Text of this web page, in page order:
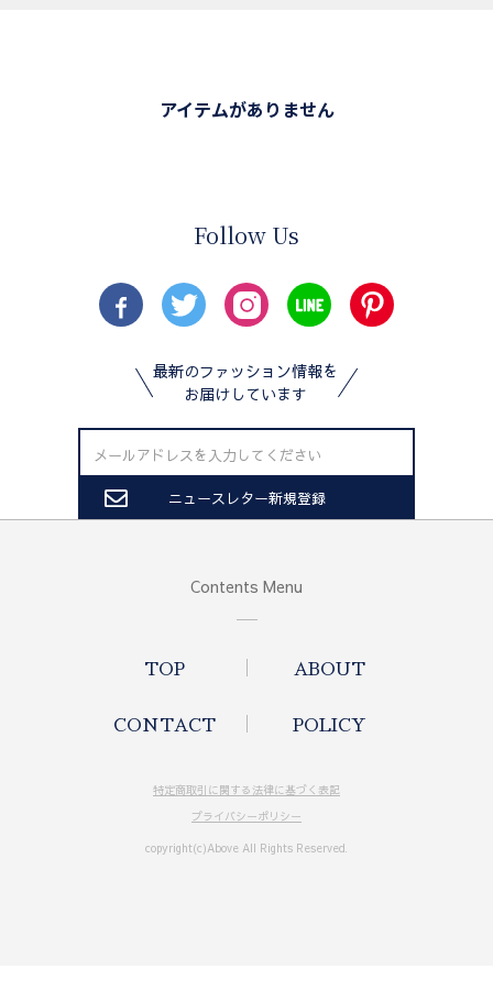
アイテムがありません
Follow Us
最新のファッション情報を
お届けしています
Contents Menu
TOP ABOUT
CONTACT POLICY
特定商取引に関する法律に基づく表記
プライバシーポリシー
copyright(c)Above All Rights Reserved.